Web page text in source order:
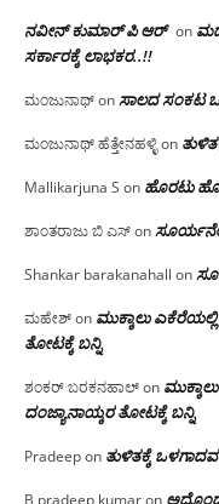
ನವೀನ್ ಕುಮಾರ್ ಪಿ ಆರ್ on
ಸರ್ಕಾರಕ್ಕೆ ಲಾಭಕರ..!!
ಮಂಜುನಾಥ್onಸಾಲದ ಸಂಕಟ
ಮಂಜುನಾಥ್ ಹೆತ್ತೇನಹಳ್ಳಿon
Mallikarjuna S on ಹೊರಟು
ಶಾಂತರಾಜು ಬಿ ಎಸ್on
Shankar barakanahall on
ಮಹೇಶ್on ಮುಕ್ಕಾಲು
ತೋಟಕ್ಕೆ ಬನ್ನಿ
ಶಂಕರ್ ಬರಕನಹಾಲ್on
ದಂಜ್ಯಾನಾಯ್ಕರ ತೋಟಕ್ಕೆ ಬನ್ನಿ
Pradeepon ತುಳಿತಕ್ಕೆ